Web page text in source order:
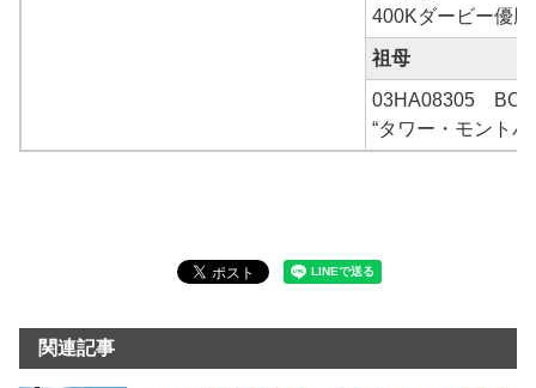
400Kダービー優勝
祖母
03HA08305 BC
“タワー・モントバ
関連記事